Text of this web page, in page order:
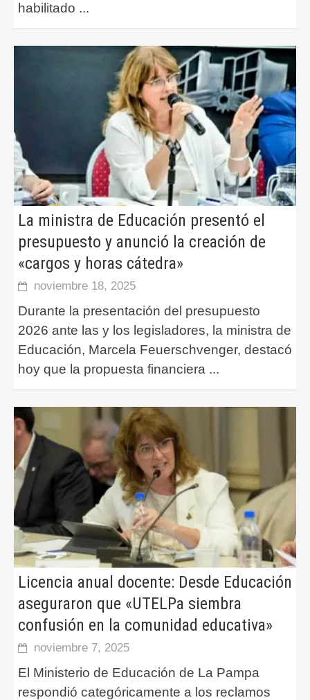
habilitado ...
La ministra de Educación presentó el
presupuesto y anunció la creación de
«cargos y horas cátedra»
noviembre 18, 2025
Durante la presentación del presupuesto
2026 ante las y los legisladores, la ministra de
Educación, Marcela Feuerschvenger, destacó
hoy que la propuesta financiera ...
Licencia anual docente: Desde Educación
aseguraron que «UTELPa siembra
confusión en la comunidad educativa»
noviembre 7, 2025
El Ministerio de Educación de La Pampa
respondió categóricamente a los reclamos